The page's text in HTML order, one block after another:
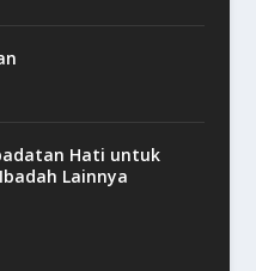
Hati untuk
Lainnya